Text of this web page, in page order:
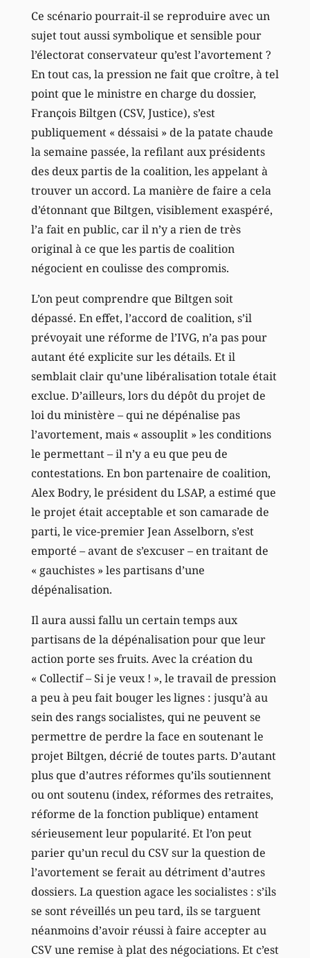
Ce scénario pourrait-il se reproduire avec un
sujet tout aussi symbolique et sensible pour
l’électorat conservateur qu’est l’avortement ?
En tout cas, la pression ne fait que croître, à tel
point que le ministre en charge du dossier,
François Biltgen (CSV, Justice), s’est
publiquement « déssaisi » de la patate chaude
la semaine passée, la refilant aux présidents
des deux partis de la coalition, les appelant à
trouver un accord. La manière de faire a cela
d’étonnant que Biltgen, visiblement exaspéré,
l’a fait en public, car il n’y a rien de très
original à ce que les partis de coalition
négocient en coulisse des compromis.
L’on peut comprendre que Biltgen soit
dépassé. En effet, l’accord de coalition, s’il
prévoyait une réforme de l’IVG, n’a pas pour
autant été explicite sur les détails. Et il
semblait clair qu’une libéralisation totale était
exclue. D’ailleurs, lors du dépôt du projet de
loi du ministère – qui ne dépénalise pas
l’avortement, mais « assouplit » les conditions
le permettant – il n’y a eu que peu de
contestations. En bon partenaire de coalition,
Alex Bodry, le président du LSAP, a estimé que
le projet était acceptable et son camarade de
parti, le vice-premier Jean Asselborn, s’est
emporté – avant de s’excuser – en traitant de
« gauchistes » les partisans d’une
dépénalisation.
Il aura aussi fallu un certain temps aux
partisans de la dépénalisation pour que leur
action porte ses fruits. Avec la création du
« Collectif – Si je veux ! », le travail de pression
a peu à peu fait bouger les lignes : jusqu’à au
sein des rangs socialistes, qui ne peuvent se
permettre de perdre la face en soutenant le
projet Biltgen, décrié de toutes parts. D’autant
plus que d’autres réformes qu’ils soutiennent
ou ont soutenu (index, réformes des retraites,
réforme de la fonction publique) entament
sérieusement leur popularité. Et l’on peut
parier qu’un recul du CSV sur la question de
l’avortement se ferait au détriment d’autres
dossiers. La question agace les socialistes : s’ils
se sont réveillés un peu tard, ils se targuent
néanmoins d’avoir réussi à faire accepter au
CSV une remise à plat des négociations. Et c’est